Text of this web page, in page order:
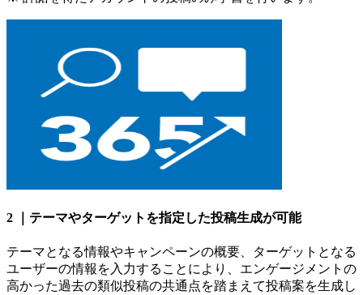
2 ｜テーマやターゲットを指定した投稿生成が可能
テーマとなる情報やキャンペーンの概要、ターゲットとなる
ユーザーの情報を入力することにより、エンゲージメントの
高かった過去の類似投稿の共通点を踏まえて投稿案を生成し